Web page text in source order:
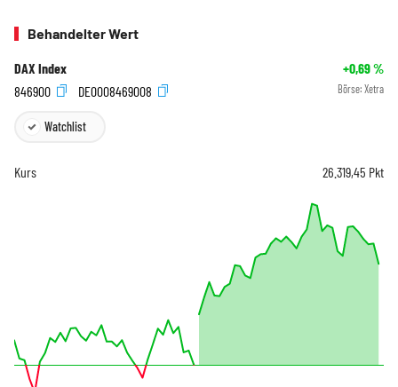
Behandelter Wert
DAX Index +0,69%
846900
DE0008469008 Börse: Xetra
Watchlist
Kurs 26.319,45 Pkt